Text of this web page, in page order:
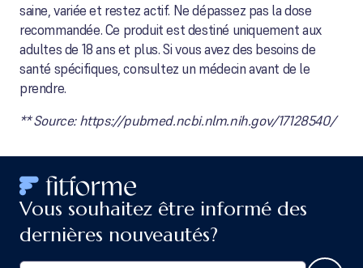
saine, variée et restez actif. Ne dépassez pas la dose
recommandée. Ce produit est destiné uniquement aux
adultes de 18 ans et plus. Si vous avez des besoins de
santé spécifiques, consultez un médecin avant de le
prendre.
** Source: https://pubmed.ncbi.nlm.nih.gov/17128540/
Vous souhaitez être informé des
dernières nouveautés?